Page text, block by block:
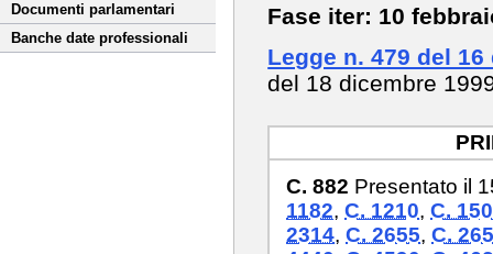
Documenti parlamentari
Banche date professionali
Fase iter: 10
Legge n. 479 del
del 18 dicembre
C. 882 Presentato il
1182,C. 1210,C.
2314,C. 2655,C.